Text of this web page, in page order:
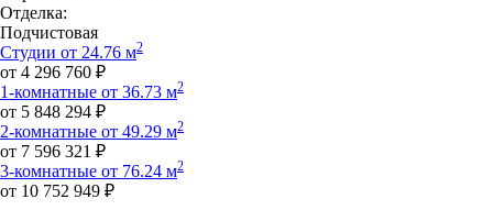
Отделка:
Подчистовая
Студии от 24.76 м2
от 4 296 760 ₽
1-комнатные от 36.73 м2
от 5 848 294 ₽
2-комнатные от 49.29 м2
от 7 596 321 ₽
3-комнатные от 76.24 м2
от 10 752 949 ₽